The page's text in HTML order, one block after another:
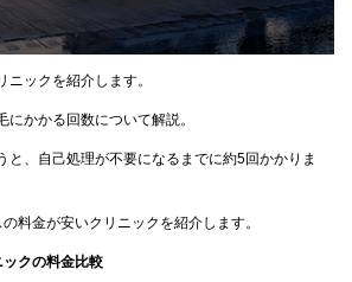
ニックを紹介します。
かかる回数について解説。
と、自己処理が不要になるまでに約5回かかりま
料金が安いクリニックを紹介します。
クの料金比較